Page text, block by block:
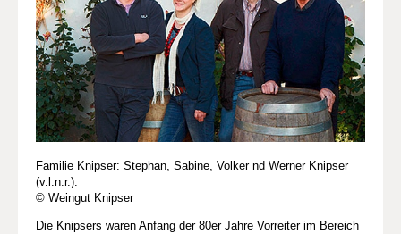
Familie Knipser: Stephan, Sabine, Volker nd Werner Knipser
(v.l.n.r.).
© Weingut Knipser
Die Knipsers waren Anfang der 80er Jahre Vorreiter im Bereich